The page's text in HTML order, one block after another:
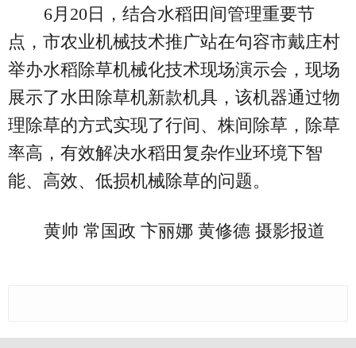
6月20日，结合水稻田间管理重要节
点，市农业机械技术推广站在句容市戴庄村
举办水稻除草机械化技术现场演示会，现场
展示了水田除草机新款机具，该机器通过物
理除草的方式实现了行间、株间除草，除草
率高，有效解决水稻田复杂作业环境下智
能、高效、低损机械除草的问题。
黄帅 常国政 卞丽娜 黄修德 摄影报道